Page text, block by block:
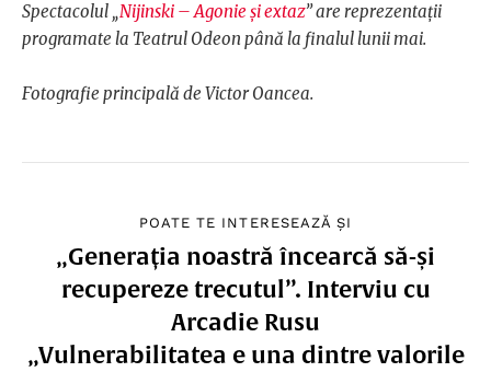
Spectacolul „Nijinski – Agonie și extaz” are reprezentații
programate la Teatrul Odeon până la finalul lunii mai.
Fotografie principală de Victor Oancea.
POATE TE INTERESEAZĂ ȘI
„Generația noastră încearcă să-și
recupereze trecutul”. Interviu cu
Arcadie Rusu
„Vulnerabilitatea e una dintre valorile